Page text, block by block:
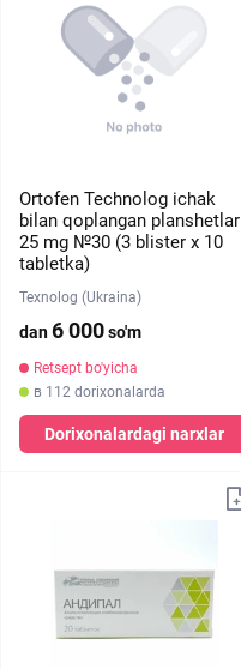
Ortofen Technolog ichak
bilan qoplangan planshetlar
25 mg №30 (3 blister х 10
tabletka)
Texnolog (Ukraina)
dan6 000so'm
Retsept bo'yicha
в 112 dorixonalarda
Dorixonalardagi narxlar